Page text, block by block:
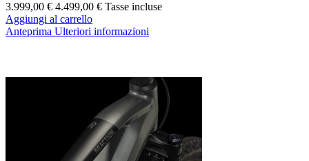
3.999,00 € 4.499,00 € Tasse incluse
Aggiungi al carrello
Anteprima Ulteriori informazioni